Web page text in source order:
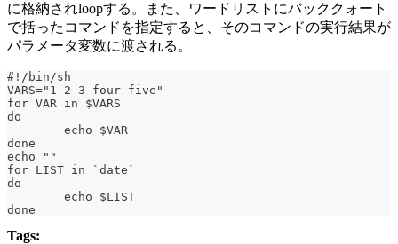
に格納されloopする。また、ワードリストにバッククォート
で括ったコマンドを指定すると、そのコマンドの実行結果が
パラメータ変数に渡される。
#!/bin/sh
VARS="1 2 3 four five"
for VAR in $VARS
do
	echo $VAR
done
echo ""
for LIST in `date`
do
	echo $LIST
done
Tags: